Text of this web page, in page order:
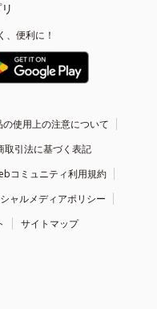
、便利に！
の使用上の注意について
取引法に基づく表記
コミュニティ利用規約
ャルメディアポリシー
サイトマップ